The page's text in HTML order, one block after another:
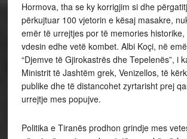
Hormova, tha se ky korrigjim si dhe
përkujtuar 100 vjetorin e kësaj masakre,
emër të urrejtjes por të memories historike,
vdesin edhe vetë kombet. Albi Koçi, në
“Djemve të Gjirokastrës dhe Tepelenës”, i
Ministrit të Jashtëm grek, Venizellos, të
publike dhe të distancohet zyrtarisht prej
urrejtje mes popujve.
Politika e Tiranës prodhon grindje mes